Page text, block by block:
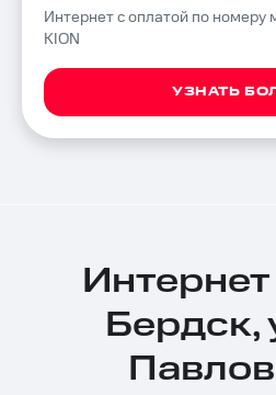
Интернет с оплатой по номеру
KION
УЗНАТЬ
Бердск,